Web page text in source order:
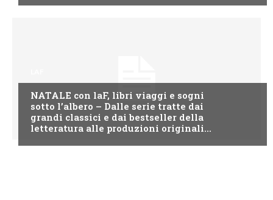
NATALE con laF, libri viaggi e sogni
sotto l’albero – Dalle serie tratte dai
grandi classici e dai bestseller della
letteratura alle produzioni originali...